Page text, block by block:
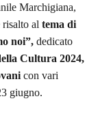
Marchigiana,
al tema di
noi”, dedicato
Cultura 2024,
con vari
giugno.